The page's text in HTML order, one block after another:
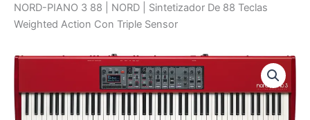
NORD-PIANO 3 88 | NORD | Sintetizador De 88 Teclas
Weighted Action Con Triple Sensor
NORD-
PIANO
88
|